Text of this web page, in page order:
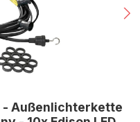
Außenlichterkette